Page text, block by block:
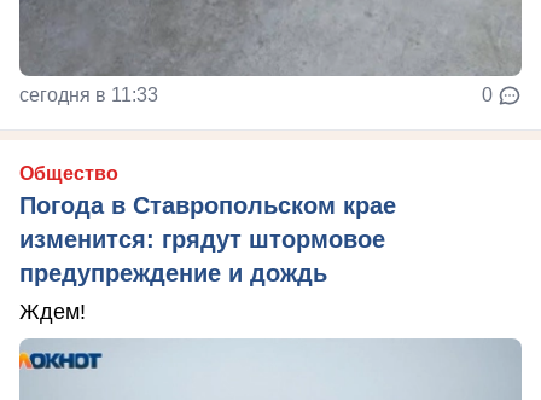
сегодня в 11:33 0
Общество
Погода в Ставропольском крае
изменится: грядут штормовое
предупреждение и дождь
Ждем!